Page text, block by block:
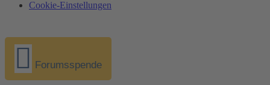
Cookie-Einstellungen
Forumsspende